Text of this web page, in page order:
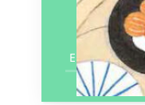
En savoir plus